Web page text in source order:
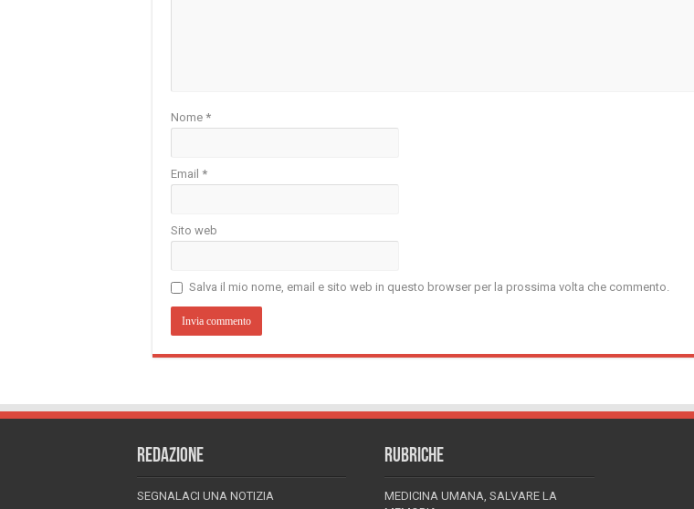
Nome *
Email *
Sito web
Salva il mio nome, email e sito web in questo browser per la prossima volta che commento.
REDAZIONE
SEGNALACI UNA NOTIZIA
RUBRICHE
MEDICINA UMANA, SALVARE LA